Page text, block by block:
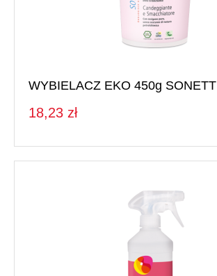
WYBIELACZ EKO 450g SONETT
18,23 zł